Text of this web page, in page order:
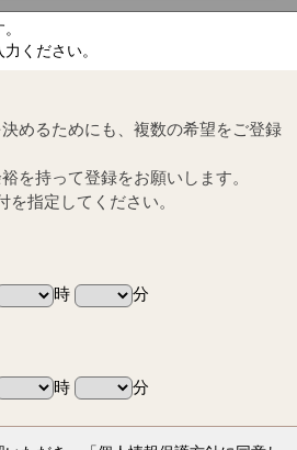
ください。
めるためにも、複数の希望をご登録
を持って登録をお願いします。
指定してください。
時
分
時 分